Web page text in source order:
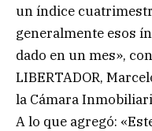
un índice
generalmente esos
dado en un mes»,
LIBERTADOR,
la Cámara
A lo que agregó: